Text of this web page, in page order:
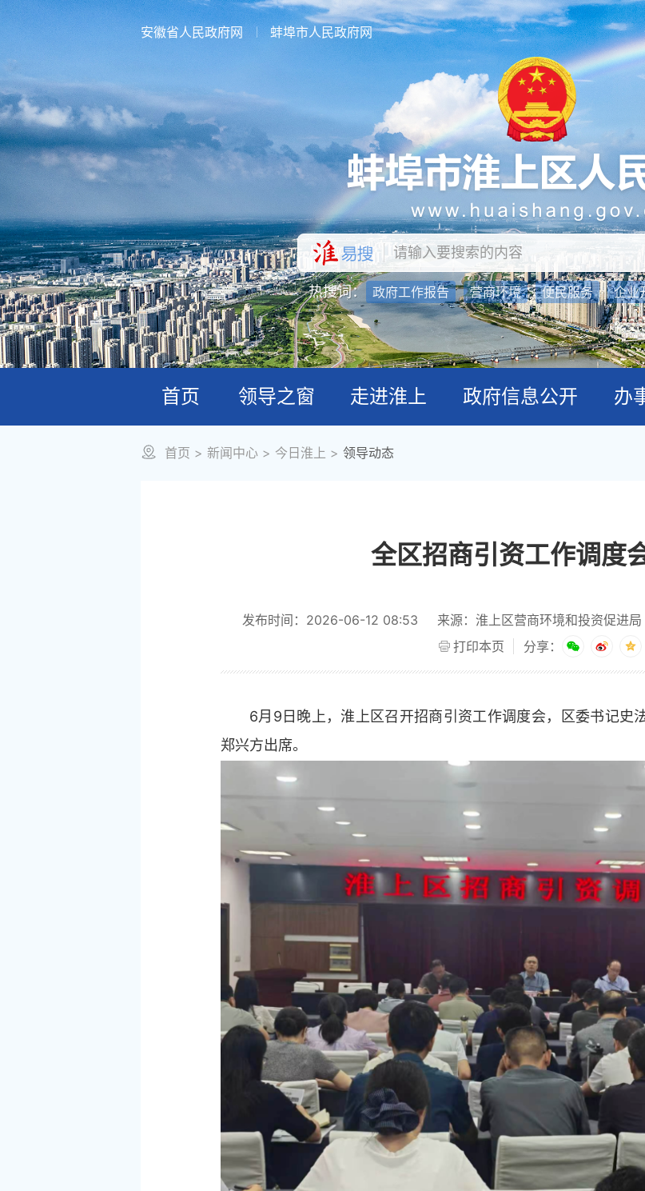
安徽省人民政府网 蚌埠市人民政府网
热搜词： 政府工作报告 营商环境 便民服务 企业
首页 领导之窗 走进淮上 政府信息公开 办
首页 > 新闻中心 > 今日淮上 > 领导动态
全区招商引资工作调度
发布时间：2026-06-12 08:53 来源：淮上区营商环境和投资促进局
打印本页
分享：
6月9日晚上，淮上区召开招商引资工作调度会，区委书记史
郑兴方出席。